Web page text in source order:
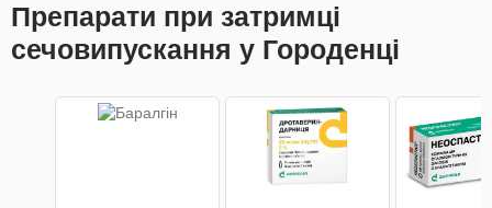
Препарати при затримці
сечовипускання у Городенці